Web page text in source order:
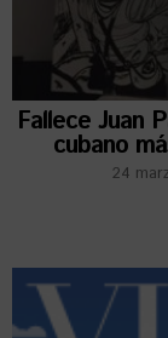
Fallece Juan
cubano
24